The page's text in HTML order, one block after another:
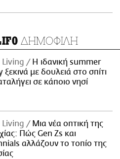
ΔΗΜΟΦΙΛΗ
Living
Η ιδανική summer
ξεκινά με δουλειά στο σπίτι
σε κάποιο νησί
Living
Μια νέα οπτική της
Πώς Gen Zs και
αλλάζουν το τοπίο της